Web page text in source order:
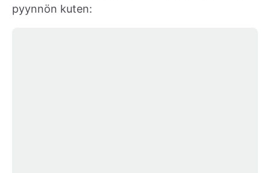
pyynnön kuten: